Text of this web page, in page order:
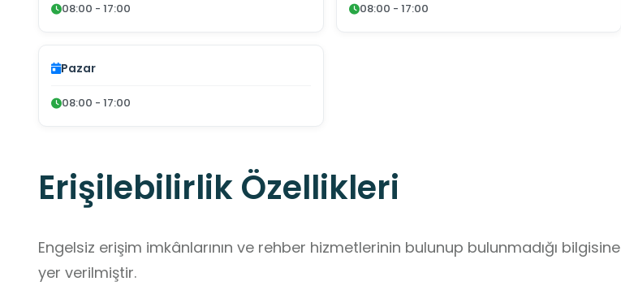
08:00 - 17:00 08:00 - 17:00
Pazar
08:00 - 17:00
Erişilebilirlik Özellikleri
Engelsiz erişim imkânlarının ve rehber hizmetlerinin bulunup bulunmadığı bilgisine
yer verilmiştir.